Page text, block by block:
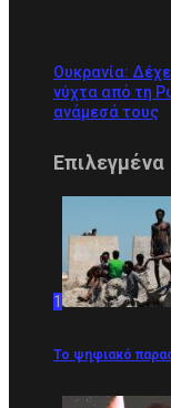
Ουκρανία:
νύχτα από τη
ανάμεσά τους
Επιλεγμένα
1
Το ψηφιακό